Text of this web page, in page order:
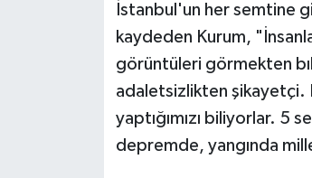
İstanbul'un her semtine
kaydeden Kurum,
görüntüleri görmekten
adaletsizlikten şikayetçi.
yaptığımızı biliyorlar. 5
depremde, yangında